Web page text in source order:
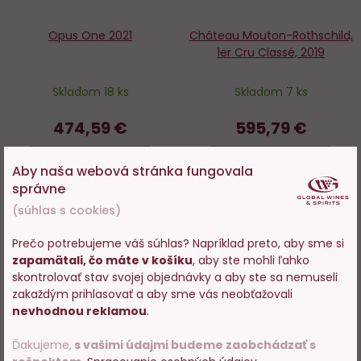
Opus One 2021
Skladom 18 ks
474,59 €
− +
DO KOŠÍKA
Château Mouton-Rothschild,
1er Cru Classé, 2019
Skladom 7 ks
595,79 €
−
DO KOŠÍKA
Do
Aby naša webová stránka fungovala
správne
(súhlas s cookies)
Prečo potrebujeme váš súhlas? Napríklad preto, aby sme si
zapamätali, čo máte v košíku, aby ste mohli ľahko
skontrolovať stav svojej objednávky a aby ste sa nemuseli
zakaždým prihlasovať a aby sme vás neobťažovali
nevhodnou reklamou.
Ďakujeme, s vašimi údajmi budeme zaobchádzať s
Vstupujete na stránky s
predajom alkoholu. Prosím
potvrďte, že Vám už bolo 18